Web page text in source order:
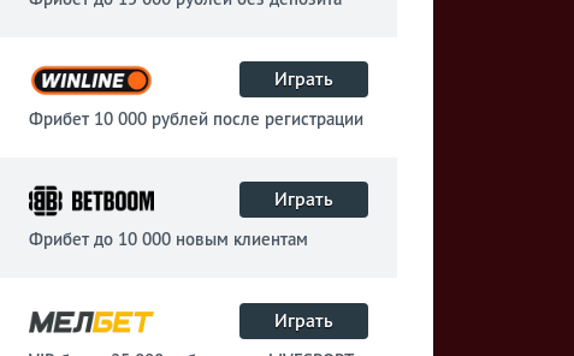
Играть
Фрибет 10 000 рублей после регистрации
Играть
Фрибет до 10 000 новым клиентам
Играть